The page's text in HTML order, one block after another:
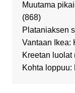
Muutama
(868)
Plataniaksen
Vantaan Ikea:
Kreetan luolat
Kohta